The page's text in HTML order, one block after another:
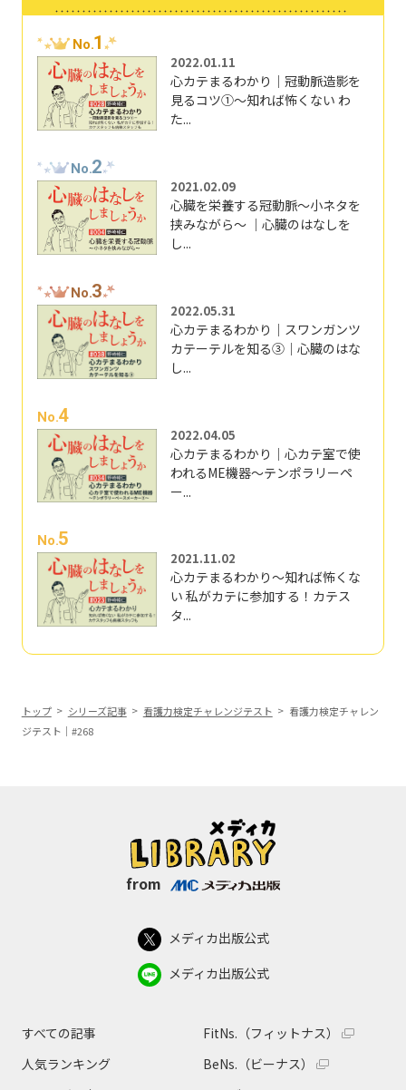
No.1
2022.01.11
心カテまるわかり｜冠動脈造影を
見るコツ①～知れば怖くない わ
た...
No.2
2021.02.09
心臓を栄養する冠動脈～小ネタを
挟みながら～ ｜心臓のはなしを
し...
No.3
2022.05.31
心カテまるわかり｜スワンガンツ
カテーテルを知る③｜心臓のはな
し...
No.4
2022.04.05
心カテまるわかり｜心カテ室で使
われるME機器～テンポラリーペ
ー...
No.5
2021.11.02
心カテまるわかり～知れば怖くな
い 私がカテに参加する！カテス
タ...
トップ シリーズ記事 看護力検定チャレンジテスト
看護力検定チャレン
ジテスト｜#268
from
メディカ出版公式
メディカ出版公式
すべての記事
人気ランキング
FitNs.（フィットナス）
BeNs.（ビーナス）